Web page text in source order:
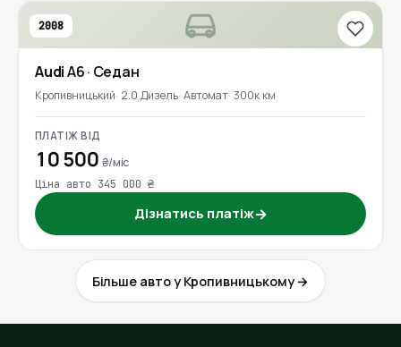
2008
AudiA6· Седан
Кропивницький 2.0 Дизель Автомат 300к км
ПЛАТІЖ ВІД
10 500 ₴/міс
Ціна авто 345 000 ₴
Дізнатись платіж→
Більше авто у Кропивницькому →